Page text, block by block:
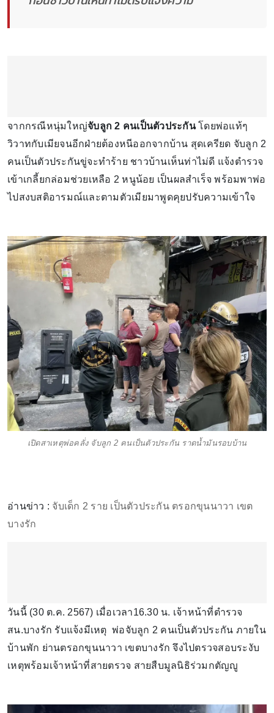
จากกรณีหนุ่มใหญ่จับลูก 2 คนเป็นตัวประกันโดยพ่อแท้ๆ
วิวาทกับเมียจนอีกฝ่ายต้องหนีออกจากบ้าน สุดเครียด จับลูก 2
คนเป็นตัวประกันขู่จะทำร้าย ชาวบ้านเห็นท่าไม่ดี แจ้งตำรวจ
เข้าเกลี้ยกล่อมช่วยเหลือ 2 หนูน้อย เป็นผลสำเร็จ พร้อมพาพ่อ
ไปสงบสติอารมณ์และตามตัวเมียมาพูดคุยปรับความเข้าใจ
เปิดสาเหตุพ่อคลั่ง จับลูก 2 คนเป็นตัวประกัน ราดน้ำมันรอบบ้าน
อ่านข่าว : จับเด็ก 2 ราย เป็นตัวประกัน ตรอกขุนนาวา เขต
บางรัก
วันนี้ (30 ต.ค. 2567) เมื่อเวลา16.30 น. เจ้าหน้าที่ตำรวจ
สน.บางรัก รับแจ้งมีเหตุ พ่อจับลูก 2 คนเป็นตัวประกัน ภายใน
บ้านพัก ย่านตรอกขุนนาวา เขตบางรัก จึงไปตรวจสอบระงับ
เหตุพร้อมเจ้าหน้าที่สายตรวจ สายสืบมูลนิธิร่วมกตัญญู